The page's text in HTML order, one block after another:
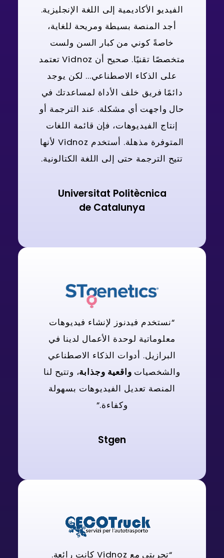
الفيديو الأكاديمية إلى اللغة الإنجليزية.
أجد المنصة بسيطة ومريحة للغاية،
خاصةً كوني من كبار السن ولست
متخصصًا تقنيًا. صحيح أن Vidnoz تعتمد
على الذكاء الاصطناعي... لكن يوجد
دائمًا فريق خلف الأداة لمساعدتك في
حال واجهت أي مشكلة. عند الترجمة أو
إنتاج الفيديوهات، فإن قائمة اللغات
المتوفرة مذهلة. أستخدم Vidnoz لأنها
تتيح الترجمة حتى إلى اللغة الكتالونية.
Universitat Politècnica
de Catalunya
“نستخدم فيدنوز لإنشاء فيديوهات
معلوماتية لوحدة الأعمال لدينا في
البرازيل. أدوات الذكاء الاصطناعي
والشخصيات واقعية وجذابة، وتتيح لنا
المنصة تعديل الفيديوهات بسهولة
وكفاءة.”
Stgen
“تجربتي مع Vidnoz كانت رائعة.